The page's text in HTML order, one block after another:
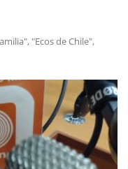
"Ecos de Chile",